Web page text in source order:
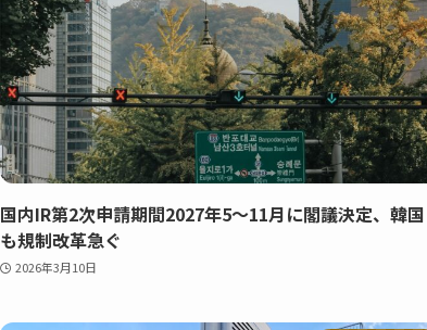
国内IR第2次申請期間2027年5〜11月に閣議決定、韓国
も規制改革急ぐ
2026年3月10日